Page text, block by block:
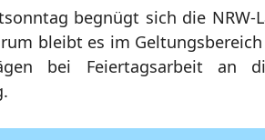
begnügt sich die NRW-
bleibt es im Geltungsbereich
bei Feiertagsarbeit an